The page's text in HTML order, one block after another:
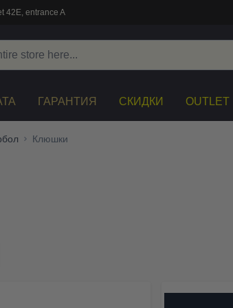
42E, entrance A
ГАРАНТИЯ СКИДКИ OUTLET
Клюшки